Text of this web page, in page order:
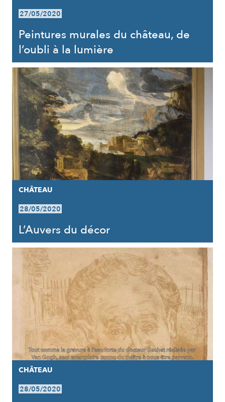
27/05/2020
Peintures murales du château, de
l’oubli à la lumière
CHÂTEAU
28/05/2020
L’Auvers du décor
CHÂTEAU
28/05/2020